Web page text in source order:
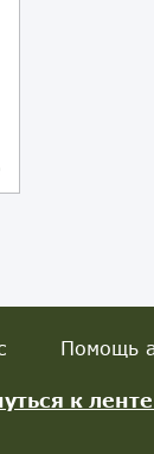
Помощь
к